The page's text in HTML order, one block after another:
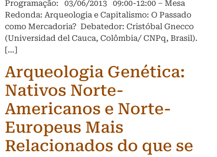
Programação: 03/06/2013 09:00-12:00 – Mesa
Redonda: Arqueologia e Capitalismo: O Passado
como Mercadoria? Debatedor: Cristóbal Gnecco
(Universidad del Cauca, Colômbia/ CNPq, Brasil).
[…]
Arqueologia Genética:
Nativos Norte-
Americanos e Norte-
Europeus Mais
Relacionados do que se